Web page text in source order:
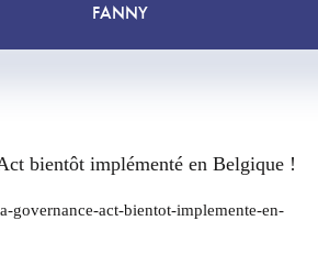
FANNY
bientôt implémenté en Belgique !
governance-act-bientot-implemente-en-